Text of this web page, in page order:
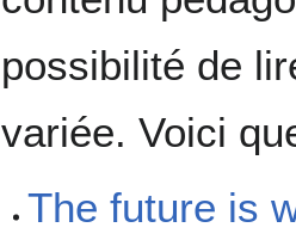
possibilité de
variée. Voici
The future is